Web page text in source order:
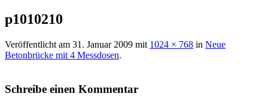
p1010210
Veröffentlicht am 31. Januar 2009 mit 1024 × 768 in Neue
Betonbrücke mit 4 Messdosen.
Schreibe einen Kommentar